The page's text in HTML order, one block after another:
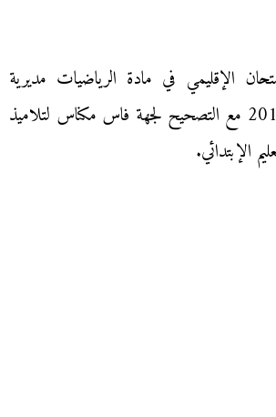
الإقليمي في مادة الرياضيات مديرية
مكناس دورة يونيو 2010 مع التصحيح لجهة فاس مكناس لتلاميذ
الإبتدائي.